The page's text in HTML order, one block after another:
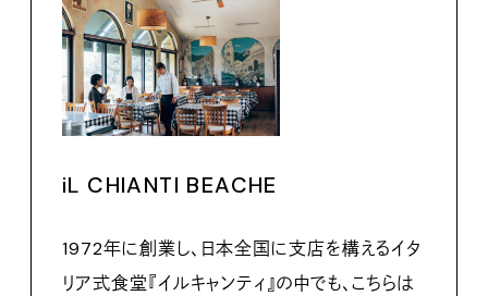
iL CHIANTI BEACHE
1972年に創業し、日本全国に支店を構えるイタ
リア式食堂『イルキャンティ』の中でも、こちらは